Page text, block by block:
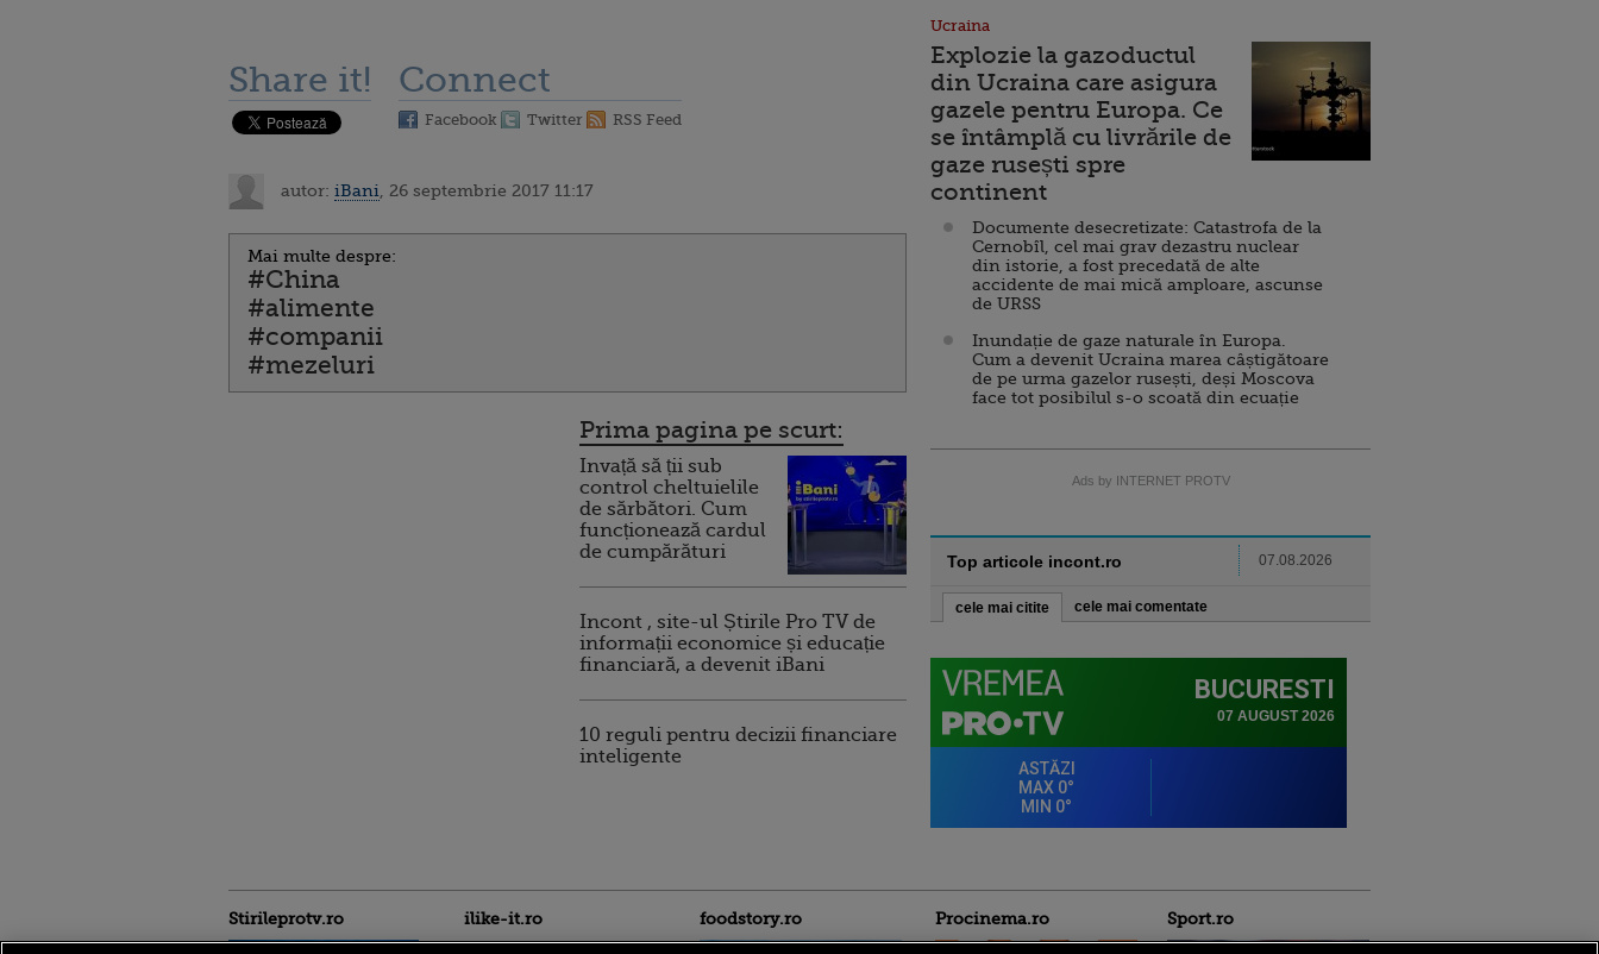
Share it! Connect
Facebook Twitter RSS Feed
autor: iBani , 26 septembrie 2017 11:17
Mai multe despre:
#China
#alimente
#companii
#mezeluri
Prima pagina pe scurt:
Invață să ții sub
control cheltuielile
de sărbători. Cum
funcționează cardul
de cumpărături
Incont , site-ul Știrile Pro TV de
informații economice și educație
financiară, a devenit iBani
10 reguli pentru decizii financiare
inteligente
Ucraina
Explozie la gazoductul
din Ucraina care asigura
gazele pentru Europa. Ce
se întâmplă cu livrările de
gaze rusești spre
continent
Documente desecretizate: Catastrofa de la
Cernobîl, cel mai grav dezastru nuclear
din istorie, a fost precedată de alte
accidente de mai mică amploare, ascunse
de URSS
Inundație de gaze naturale în Europa.
Cum a devenit Ucraina marea câștigătoare
de pe urma gazelor rusești, deși Moscova
face tot posibilul s-o scoată din ecuație
Ads by INTERNET PROTV
Top articole incont.ro 07.08.2026
cele mai citite cele mai comentate
Stirileprotv.ro ilike-it.ro foodstory.ro Procinema.ro Sport.ro